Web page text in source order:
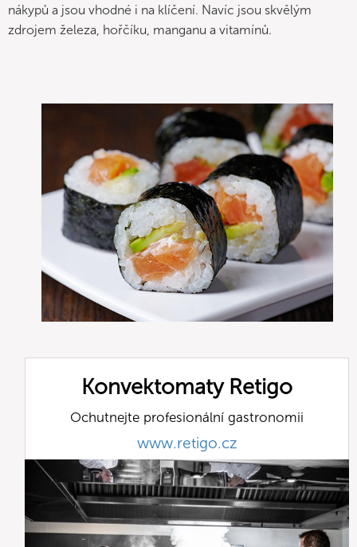
nákypů a jsou vhodné i na klíčení. Navíc jsou skvělým
zdrojem železa, hořčíku, manganu a vitamínů.
Konvektomaty Retigo
Ochutnejte profesionální gastronomii
www.retigo.cz